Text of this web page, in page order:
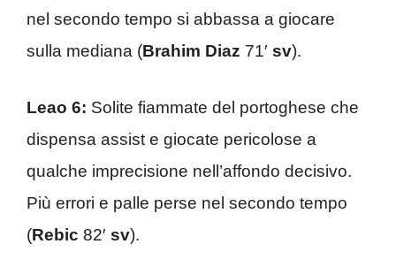
nel secondo tempo si abbassa a giocare
sulla mediana (Brahim Diaz 71′ sv).
Leao 6: Solite fiammate del portoghese che
dispensa assist e giocate pericolose a
qualche imprecisione nell’affondo decisivo.
Più errori e palle perse nel secondo tempo
(Rebic 82′ sv).